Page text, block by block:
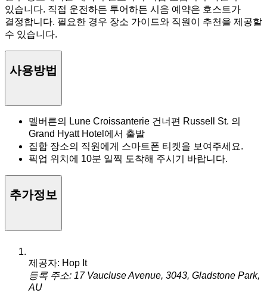
있습니다. 직접 운전하든 투어하든 시음 예약은 호스트가
결정합니다. 필요한 경우 장소 가이드와 직원이 추천을 제공할
수 있습니다.
사용방법
멜버른의 Lune Croissanterie 건너편 Russell St. 의
Grand Hyatt Hotel에서 출발
집합 장소의 직원에게 스마트폰 티켓을 보여주세요.
픽업 위치에 10분 일찍 도착해 주시기 바랍니다.
추가정보
제공자: Hop It
등록 주소: 17 Vaucluse Avenue, 3043, Gladstone Park,
AU